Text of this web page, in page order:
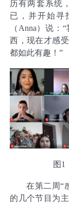
历有两套系统
已，并开始寻
（Anna）说
西，现在才感
都如此有趣！”
图1
在第二周“
的几个节目为